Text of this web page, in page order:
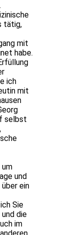
tätig,
mit
habe.
ich
mit
selbst
um
und
ein
Sie
die
im